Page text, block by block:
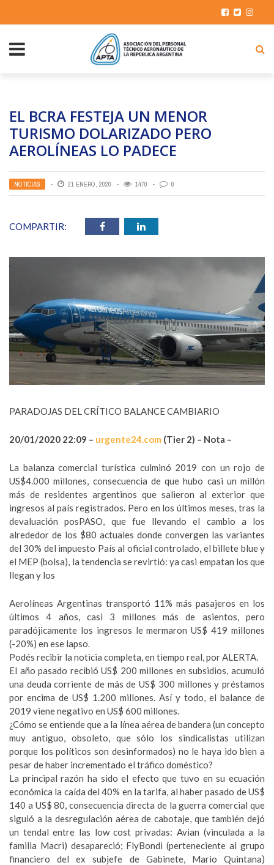
EL BCRA FESTEJA UN MENOR
TURISMO DOLARIZADO PERO
AEROLÍNEAS LO PADECE
NOTICIAS 21 ENERO, 2020 1470 0
COMPARTIR:
PARADOJAS DEL CRÍTICO BALANCE CAMBIARIO
20/01/2020 22:09 – urgente24.com (Tier 2) – Nota –
La balanza comercial turística culminó 2019 con un rojo de
US$4.000 millones, consecuencia de que hubo casi un millón
más de residentes argentinos que salieron al exterior que
ingresos al país registrados. Pero en los últimos meses, tras la
devaluación posPASO, que fue llevando el cambio a los
alrededor de los $80 actuales donde convergen las variantes
del 30% del impuesto País al oficial controlado, el billete blue y
el MEP (bolsa), la tendencia se revirtió: ya casi empatan los que
llegan y los
Aerolíneas Argentinas transportó 11% más pasajeros en los
últimos 4 años, casi 3 millones más de asientos, pero
paradójicamente los ingresos le mermaron US$ 419 millones
(-20%) en ese lapso.
Podés recibir la noticia completa, en tiempo real, por ALERTA.
El año pasado recibió US$ 200 millones en subsidios, acumuló
una deuda corriente de más de US$ 300 millones y préstamos
por encima de US$ 1.200 millones. Así y todo, el balance de
2019 viene negativo en US$ 600 millones.
¿Cómo se entiende que a la línea aérea de bandera (un concepto
muy antiguo, obsoleto, que sólo los sindicalistas utilizan
porque los políticos son desinformados) no le haya ido bien a
pesar de haber incrementado el tráfico doméstico?
La principal razón ha sido el efecto que tuvo en su ecuación
económica la caída del 40% en la tarifa, al haber pasado de US$
140 a US$ 80, consecuencia directa de la guerra comercial que
siguió a la desregulación aérea de cabotaje, que también dejó
un tendal entre las low cost privadas: Avian (vinculada a la
familia Macri) desapareció; FlyBondi (perteneciente al grupo
financiero del ex subjefe de Gabinete, Mario Quintana)